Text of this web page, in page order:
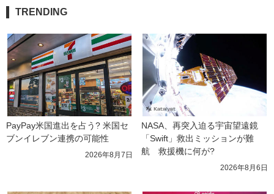
TRENDING
PayPay米国進出を占う? 米国セ
ブンイレブン連携の可能性
2026年8月7日
NASA、再突入迫る宇宙望遠鏡
「Swift」救出ミッションが難
航　救援機に何が?
2026年8月6日